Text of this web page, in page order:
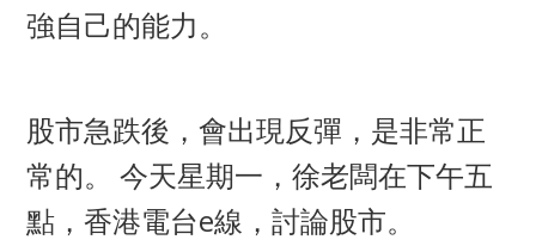
強自己的能力。
股市急跌後，會出現反彈，是非常正
常的。 今天星期一，徐老闆在下午五
點，香港電台e線，討論股市。